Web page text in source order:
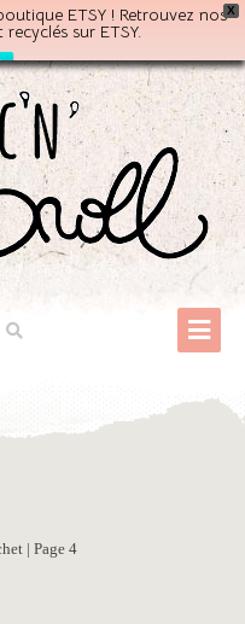
X
ETSY ! Retrouvez nos
sur ETSY.
| Page 4